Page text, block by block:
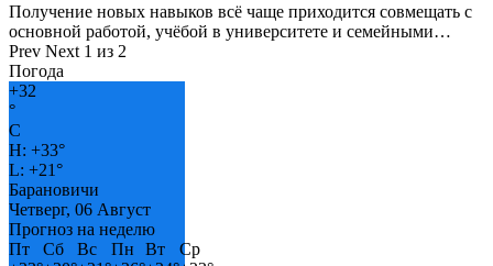
Получение новых навыков всё чаще приходится совмещать с
основной работой, учёбой в университете и семейными…
Prev Next 1 из 2
Погода
+32
°
C
H: +33°
L: +21°
Барановичи
Четверг, 06 Август
Прогноз на неделю
Пт
Сб Вс Пн Вт
Ср